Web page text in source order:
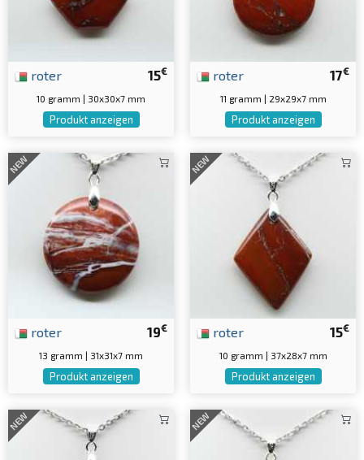
15€
roter
10 gramm | 30x30x7 mm
Produkt anzeigen
17€
roter
11 gramm | 29x29x7 mm
Produkt anzeigen
NEW
19€
roter
13 gramm | 31x31x7 mm
Produkt anzeigen
NEW
15€
roter
10 gramm | 37x28x7 mm
Produkt anzeigen
NEW NEW